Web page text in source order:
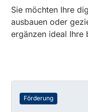
Sie möchten Ihre
ausbauen oder
ergänzen ideal Ihre
Förderung